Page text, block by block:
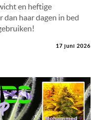
en heftige
haar dagen in bed
17 juni 2026